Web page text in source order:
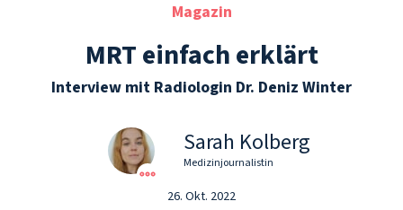
Magazin
MRT einfach erklärt
Interview mit Radiologin Dr. Deniz Winter
Sarah Kolberg
Medizinjournalistin
26. Okt. 2022